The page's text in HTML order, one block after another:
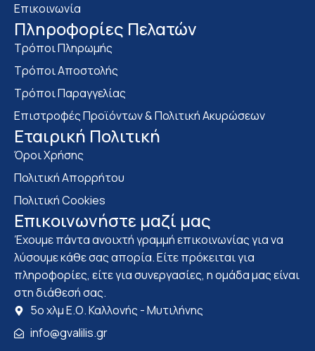
Επικοινωνία
Πληροφορίες Πελατών
Τρόποι Πληρωμής
Τρόποι Αποστολής
Τρόποι Παραγγελίας
Επιστροφές Προϊόντων & Πολιτική Ακυρώσεων
Eταιρική Πολιτική
Όροι Χρήσης
Πολιτική Απορρήτου
Πολιτική Cookies
Επικοινωνήστε μαζί μας
Έχουμε πάντα ανοιχτή γραμμή επικοινωνίας για να
λύσουμε κάθε σας απορία. Είτε πρόκειται για
πληροφορίες, είτε για συνεργασίες, η ομάδα μας είναι
στη διάθεσή σας.
5ο χλμ Ε.Ο. Καλλονής - Μυτιλήνης
info@gvalilis.gr